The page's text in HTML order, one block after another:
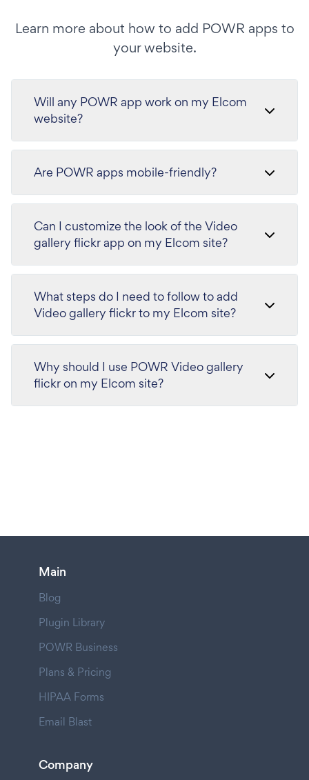
Learn more about how to add POWR apps to
your website.
Will any POWR app work on my Elcom
website?
Are POWR apps mobile-friendly?
Can I customize the look of the Video
gallery flickr app on my Elcom site?
What steps do I need to follow to add
Video gallery flickr to my Elcom site?
Why should I use POWR Video gallery
flickr on my Elcom site?
Main
Blog
Plugin Library
POWR Business
Plans & Pricing
HIPAA Forms
Email Blast
Company